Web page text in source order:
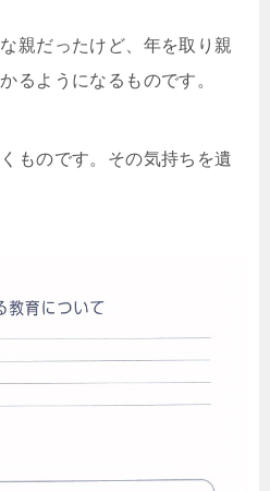
親だったけど、年を取り親
るようになるものです。
ものです。その気持ちを遺